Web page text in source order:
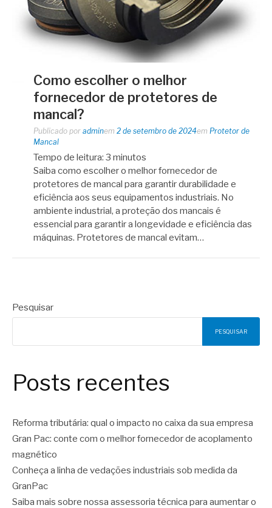
Como escolher o melhor
fornecedor de protetores de
mancal?
Publicado por adminem 2 de setembro de 2024em Protetor de
Mancal
Tempo de leitura: 3 minutos
Saiba como escolher o melhor fornecedor de
protetores de mancal para garantir durabilidade e
eficiência aos seus equipamentos industriais. No
ambiente industrial, a proteção dos mancais é
essencial para garantir a longevidade e eficiência das
máquinas. Protetores de mancal evitam…
Pesquisar
PESQUISAR
Posts recentes
Reforma tributária: qual o impacto no caixa da sua empresa
Gran Pac: conte com o melhor fornecedor de acoplamento
magnético
Conheça a linha de vedações industriais sob medida da
GranPac
Saiba mais sobre nossa assessoria técnica para aumentar o